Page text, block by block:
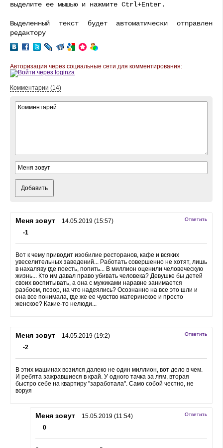
выделите ее мышью и нажмите Ctrl+Enter.
Выделенный текст будет автоматически отправлен
редактору
Авторизация через социальные сети для комментирования:
Комментарии (14)
Добавить
Ответить
Меня зовут
14.05.2019 (15:57)
-1
Вот к чему приводит изобилие ресторанов, кафе и всяких
увеселительных заведений... Работать совершенно не хотят, лишь
в нахаляву где поесть, попить... В миллион оценили человеческую
жизнь... Кто им давал право убивать человека? Девушке бы детей
своих воспитывать, а она с мужиками наравне занимается
разбоем, позор, на что надеялись? Осознанно на все это шли и
она все понимала, где же ее чувство материнское и просто
женское? Какие-то нелюди...
Ответить
Меня зовут
14.05.2019 (19:2)
-2
В этих машинах возился далеко не один миллион, вот дело в чем.
И ребята зажравшиеся в край. У одного тачка за лям, вторая
быстро себе на квартиру "заработала". Само собой честно, не
воруя
Ответить
Меня зовут
15.05.2019 (11:54)
0